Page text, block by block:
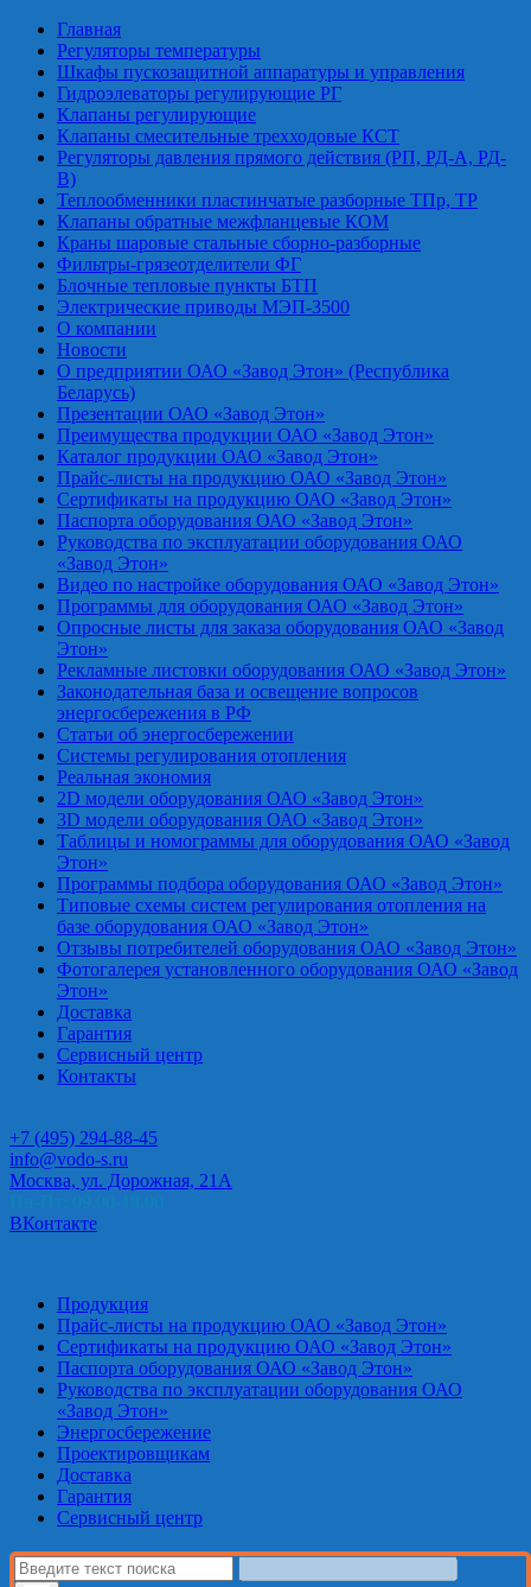
Главная
Регуляторы температуры
Шкафы пускозащитной аппаратуры и управления
Гидроэлеваторы регулирующие РГ
Клапаны регулирующие
Клапаны смесительные трехходовые КСТ
Регуляторы давления прямого действия (РП, РД-А, РД-
В)
Теплообменники пластинчатые разборные ТПр, ТР
Клапаны обратные межфланцевые КОМ
Краны шаровые стальные сборно-разборные
Фильтры-грязеотделители ФГ
Блочные тепловые пункты БТП
Электрические приводы МЭП-3500
О компании
Новости
О предприятии ОАО «Завод Этон» (Республика
Беларусь)
Презентации ОАО «Завод Этон»
Преимущества продукции ОАО «Завод Этон»
Каталог продукции ОАО «Завод Этон»
Прайс-листы на продукцию ОАО «Завод Этон»
Сертификаты на продукцию ОАО «Завод Этон»
Паспорта оборудования ОАО «Завод Этон»
Руководства по эксплуатации оборудования ОАО
«Завод Этон»
Видео по настройке оборудования ОАО «Завод Этон»
Программы для оборудования ОАО «Завод Этон»
Опросные листы для заказа оборудования ОАО «Завод
Этон»
Рекламные листовки оборудования ОАО «Завод Этон»
Законодательная база и освещение вопросов
энергосбережения в РФ
Статьи об энергосбережении
Системы регулирования отопления
Реальная экономия
2D модели оборудования ОАО «Завод Этон»
3D модели оборудования ОАО «Завод Этон»
Таблицы и номограммы для оборудования ОАО «Завод
Этон»
Программы подбора оборудования ОАО «Завод Этон»
Типовые схемы систем регулирования отопления на
базе оборудования ОАО «Завод Этон»
Отзывы потребителей оборудования ОАО «Завод Этон»
Фотогалерея установленного оборудования ОАО «Завод
Этон»
Доставка
Гарантия
Сервисный центр
Контакты
+7 (495) 294-88-45
info@vodo-s.ru
Москва, ул. Дорожная, 21А
ВКонтакте
Продукция
Прайс-листы на продукцию ОАО «Завод Этон»
Сертификаты на продукцию ОАО «Завод Этон»
Паспорта оборудования ОАО «Завод Этон»
Руководства по эксплуатации оборудования ОАО
«Завод Этон»
Энергосбережение
Проектировщикам
Доставка
Гарантия
Сервисный центр